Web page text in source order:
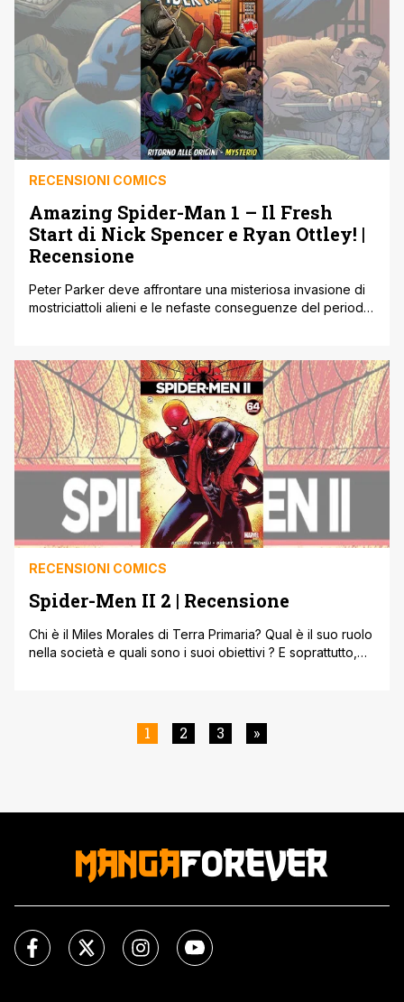
fondamenta [']
RECENSIONI COMICS
Amazing Spider-Man 1 – Il Fresh
Start di Nick Spencer e Ryan Ottley! |
Recensione
Peter Parker deve affrontare una misteriosa invasione di
mostriciattoli alieni e le nefaste conseguenze del periodo
Miles Morales invece si prepara ad incontrare una nuova
formazione dei Sinistri Sei, nell’ultimo ciclo di storie scritte
da Brian [']
RECENSIONI COMICS
Spider-Men II 2 | Recensione
Chi è il Miles Morales di Terra Primaria? Qual è il suo ruolo
nella società e quali sono i suoi obiettivi ? E soprattutto,
Pichelli ! Dopo un [']
1 2 3 »